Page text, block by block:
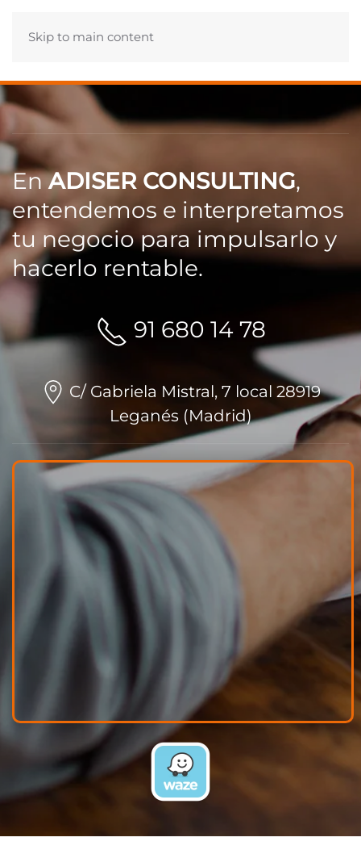
Skip to main content
EnADISER CONSULTING,
entendemos e interpretamos
tu negocio para impulsarlo y
hacerlo rentable.
91 680 14 78
C/ Gabriela Mistral, 7 local 28919
Leganés (Madrid)